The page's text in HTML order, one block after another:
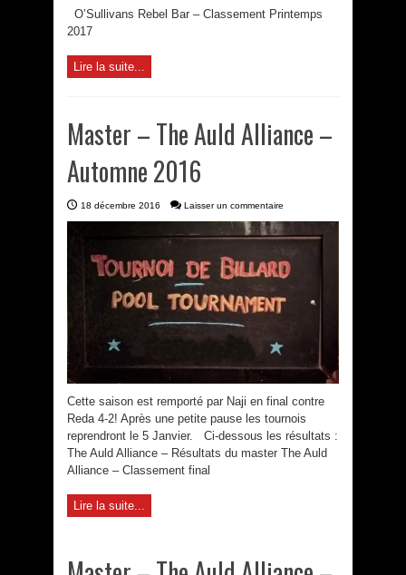
O’Sullivans Rebel Bar – Classement Printemps
2017
Lire la suite...
Master – The Auld Alliance –
Automne 2016
18 décembre 2016 Laisser un commentaire
Cette saison est remporté par Naji en final contre
Reda 4-2! Après une petite pause les tournois
reprendront le 5 Janvier. Ci-dessous les résultats :
The Auld Alliance – Résultats du master The Auld
Alliance – Classement final
Lire la suite...